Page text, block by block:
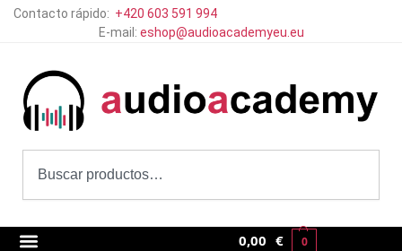
Contacto rápido: +420 603 591 994
E-mail: eshop@audioacademyeu.eu
0,00 € 0